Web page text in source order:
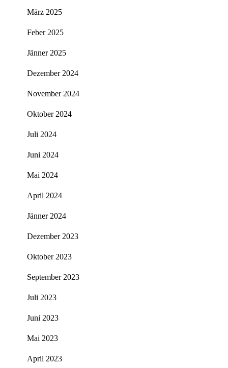
März 2025
Feber 2025
Jänner 2025
Dezember 2024
November 2024
Oktober 2024
Juli 2024
Juni 2024
Mai 2024
April 2024
Jänner 2024
Dezember 2023
Oktober 2023
September 2023
Juli 2023
Juni 2023
Mai 2023
April 2023